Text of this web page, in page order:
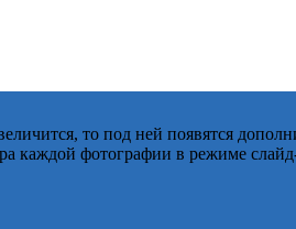
то под ней появятся
каждой фотографии в режиме